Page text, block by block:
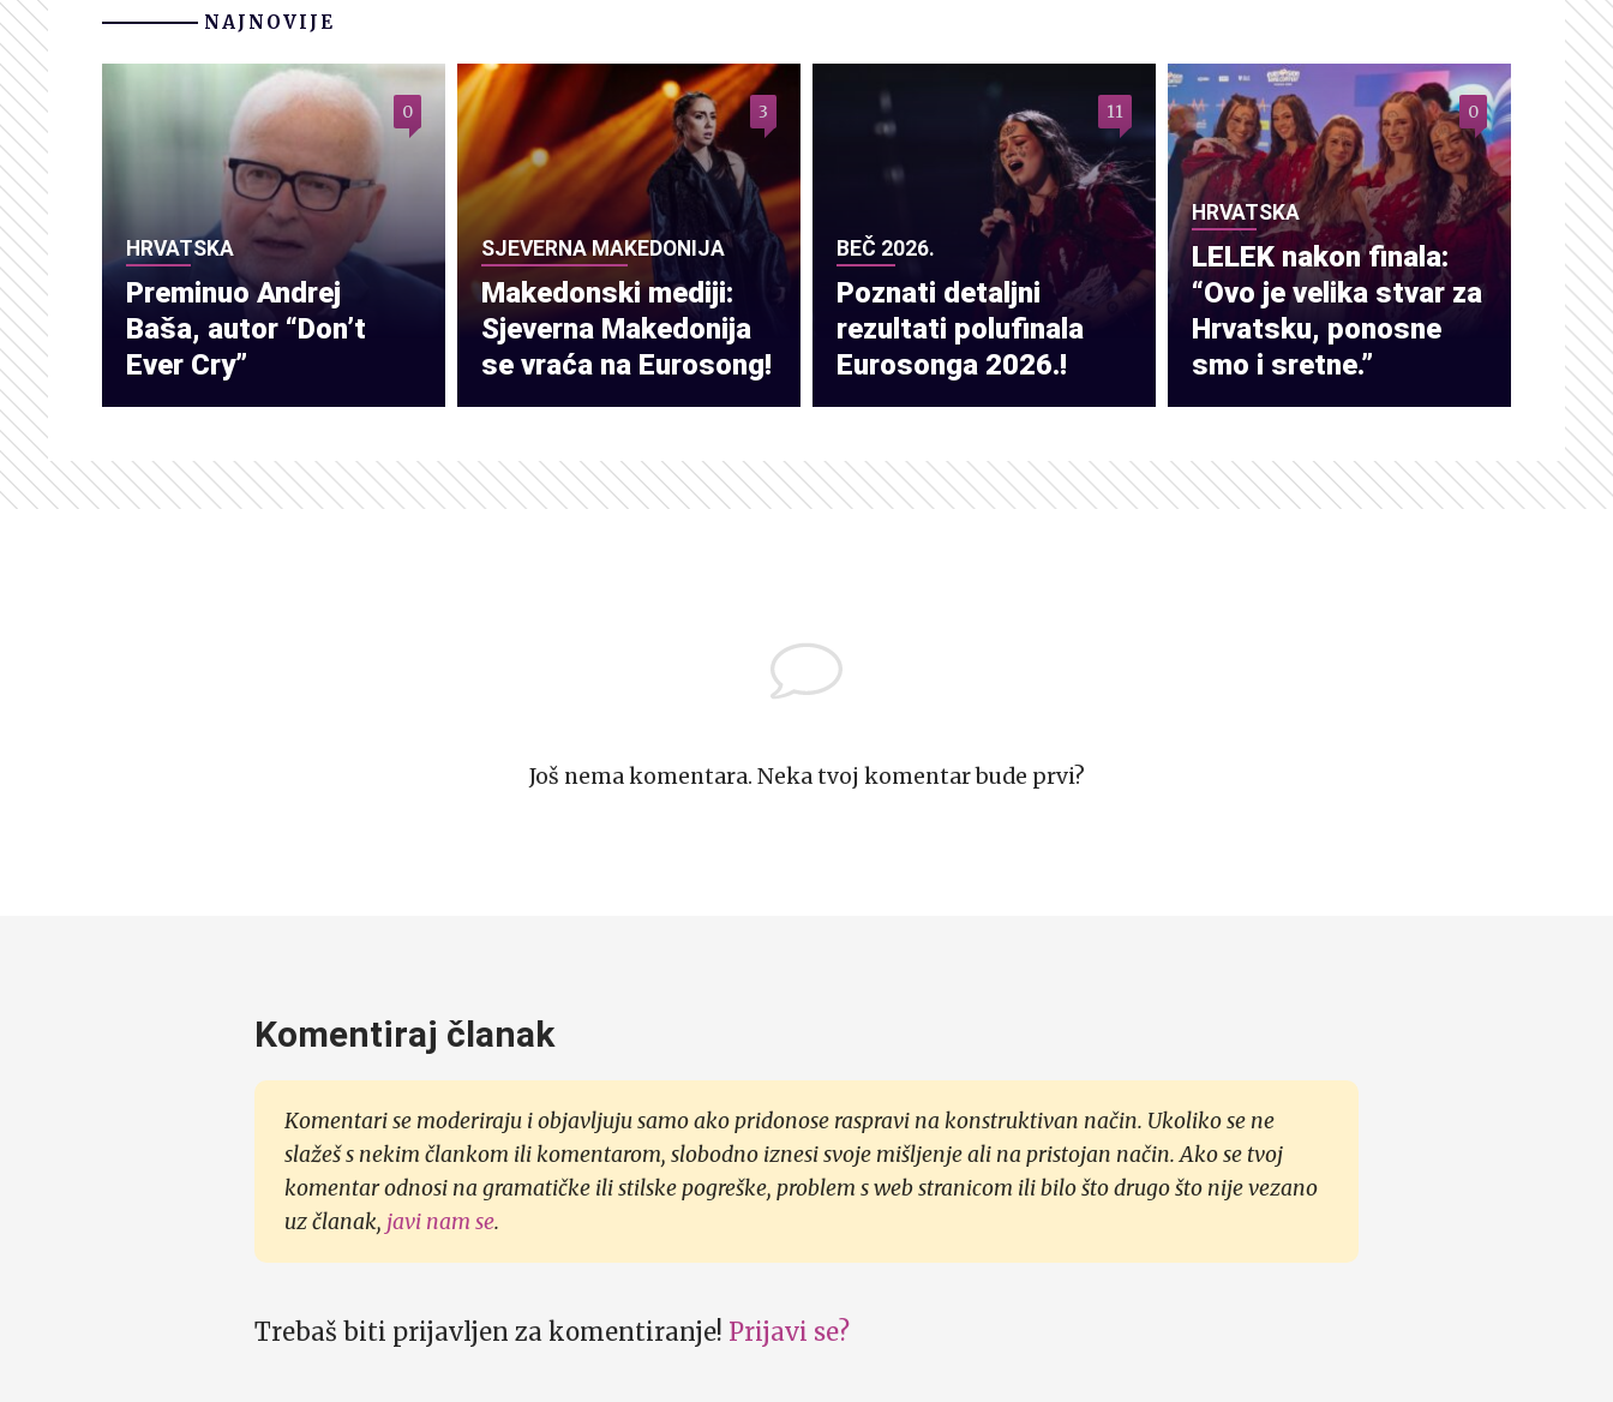
NAJNOVIJE
HRVATSKA
Preminuo Andrej
Baša, autor “Don’t
Ever Cry”
0
SJEVERNA MAKEDONIJA
Makedonski mediji:
Sjeverna Makedonija
se vraća na Eurosong!
3
BEČ 2026.
Poznati detaljni
rezultati polufinala
Eurosonga 2026.!
11
HRVATSKA
LELEK nakon finala:
“Ovo je velika stvar za
Hrvatsku, ponosne
smo i sretne.”
0
Još nema komentara. Neka tvoj komentar bude prvi?
Komentiraj članak
Komentari se moderiraju i objavljuju samo ako pridonose raspravi na konstruktivan način. Ukoliko se ne
slažeš s nekim člankom ili komentarom, slobodno iznesi svoje mišljenje ali na pristojan način. Ako se tvoj
komentar odnosi na gramatičke ili stilske pogreške, problem s web stranicom ili bilo što drugo što nije vezano
uz članak, javi nam se.
Trebaš biti prijavljen za komentiranje! Prijavi se?